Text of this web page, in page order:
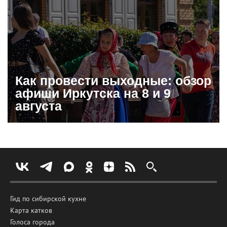
Как провести выходные: обзор
афиши Иркутска на 8 и 9
августа
Гид по сибирской кухне
Карта катков
Голоса города